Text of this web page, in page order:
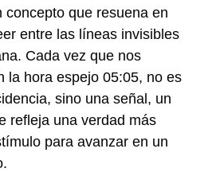
concepto que resuena en
entre las líneas invisibles
Cada vez que nos
la hora espejo 05:05, no es
sino una señal, un
refleja una verdad más
para avanzar en un